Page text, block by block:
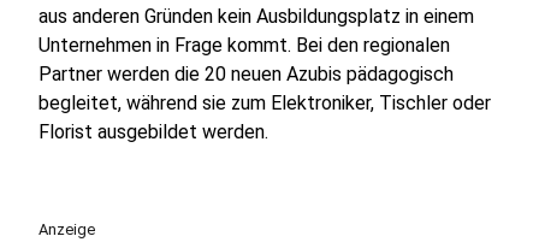
aus anderen Gründen kein Ausbildungsplatz in einem
Unternehmen in Frage kommt. Bei den regionalen
Partner werden die 20 neuen Azubis pädagogisch
begleitet, während sie zum Elektroniker, Tischler oder
Florist ausgebildet werden.
Anzeige